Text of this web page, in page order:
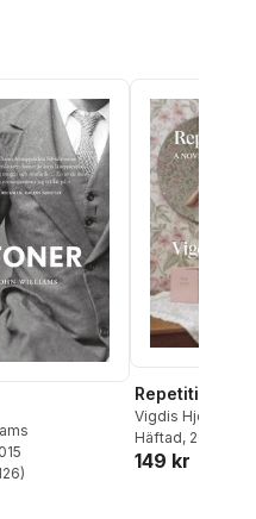
Totalt antal röster:
)
Repetition
Vigdis Hjorth
Häftad, 2026
149 kr